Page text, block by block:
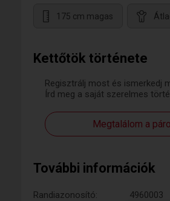
Kettőtök története
Regisztrálj most és ismerkedj
Írd meg a saját szerelmes
Megtalálom a
További információk
Randiazonosító:
4960003
175 cm magas